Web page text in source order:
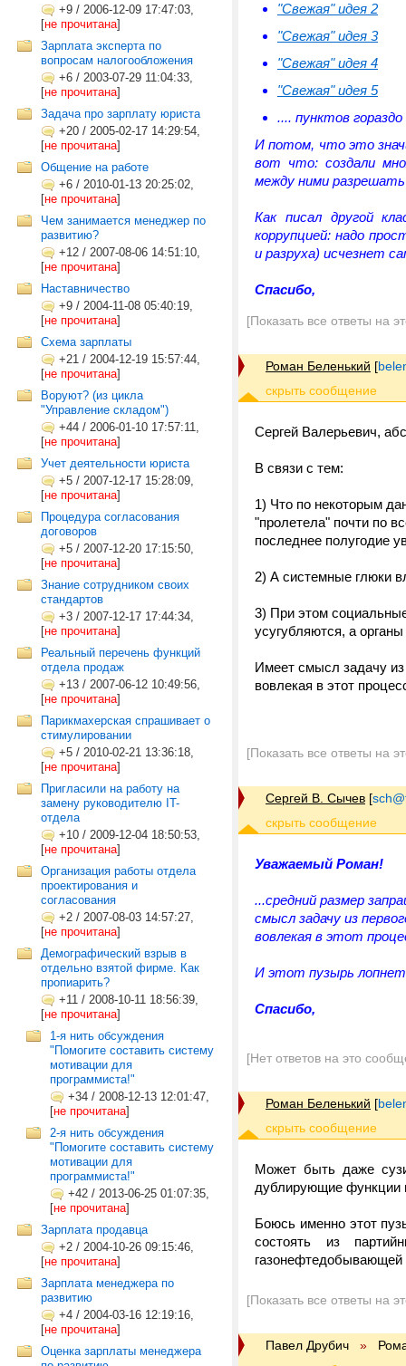
+9 / 2006-12-09 17:47:03,
[не прочитана]
Зарплата эксперта по
вопросам налогообложения
+6 / 2003-07-29 11:04:33,
[не прочитана]
Задача про зарплату юриста
+20 / 2005-02-17 14:29:54,
[не прочитана]
Общение на работе
+6 / 2010-01-13 20:25:02,
[не прочитана]
Чем занимается менеджер по
развитию?
+12 / 2007-08-06 14:51:10,
[не прочитана]
Наставничество
+9 / 2004-11-08 05:40:19,
[не прочитана]
Схема зарплаты
+21 / 2004-12-19 15:57:44,
[не прочитана]
Воруют? (из цикла
"Управление складом")
+44 / 2006-01-10 17:57:11,
[не прочитана]
Учет деятельности юриста
+5 / 2007-12-17 15:28:09,
[не прочитана]
Процедура согласования
договоров
+5 / 2007-12-20 17:15:50,
[не прочитана]
Знание сотрудником своих
стандартов
+3 / 2007-12-17 17:44:34,
[не прочитана]
Реальный перечень функций
отдела продаж
+13 / 2007-06-12 10:49:56,
[не прочитана]
Парикмахерская спрашивает о
стимулировании
+5 / 2010-02-21 13:36:18,
[не прочитана]
Пригласили на работу на
замену руководителю IT-
отдела
+10 / 2009-12-04 18:50:53,
[не прочитана]
Организация работы отдела
проектирования и
согласования
+2 / 2007-08-03 14:57:27,
[не прочитана]
Демографический взрыв в
отдельно взятой фирме. Как
пропиарить?
+11 / 2008-10-11 18:56:39,
[не прочитана]
1-я нить обсуждения
"Помогите составить систему
мотивации для
программиста!"
+34 / 2008-12-13 12:01:47,
[не прочитана]
2-я нить обсуждения
"Помогите составить систему
мотивации для
программиста!"
+42 / 2013-06-25 01:07:35,
[не прочитана]
Зарплата продавца
+2 / 2004-10-26 09:15:46,
[не прочитана]
Зарплата менеджера по
развитию
+4 / 2004-03-16 12:19:16,
[не прочитана]
Оценка зарплаты менеджера
"Свежая" идея 2
"Свежая" идея 3
"Свежая" идея 4
"Свежая" идея 5
.... пунктов
И потом, что это
вот что: создали
между ними
Как писал другой
коррупцией: надо
и разруха) исчезнет
Спасибо,
[Показать все ответы на
Роман Беленький [
Сергей Валерьевич,
В связи с тем:
1) Что по некоторым
"пролетела" почти по
последнее полугодие
2) А системные глюки
3) При этом
усугубляются, а
Имеет смысл задачу
вовлекая в этот
[Показать все ответы на
Сергей В. Сычев [
Уважаемый Роман!
...средний размер
смысл задачу из
вовлекая в этот
И этот пузырь
Спасибо,
[Нет ответов на это
Роман Беленький [
Может быть даже
дублирующие функции
Боюсь именно этот
состоять из
[Показать все ответы на
Павел Друбич »